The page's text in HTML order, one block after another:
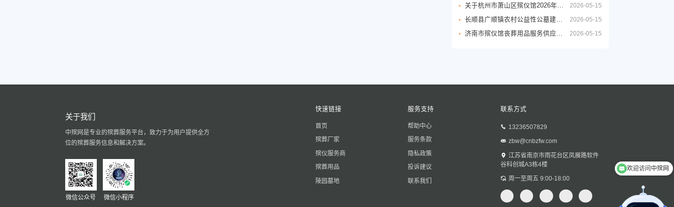
2026-05-15
关于杭州市萧山区殡仪馆2026年至2029年物业管理服务政府采购项目的公开招标公告
2026-05-15
长顺县广顺镇农村公益性公墓建设项目
2026-05-15
济南市殡仪馆丧葬用品服务供应商采购项目公开招标招标公告
关于我们
中殡网是专业的殡葬服务平台，致力于为用户提供全方
位的殡葬服务信息和解决方案。
微信公众号 微信小程序
快速链接
首页
殡葬厂家
殡仪服务商
殡葬用品
陵园墓地
服务支持
帮助中心
服务条款
隐私政策
投诉建议
联系我们
联系方式
13236507829
zbw@cnbzfw.com
江苏省南京市雨花台区凤展路软件
谷科创城A3栋4楼
周一至周五 9:00-18:00
欢迎访问中殡网
殡葬行业优质商家对接